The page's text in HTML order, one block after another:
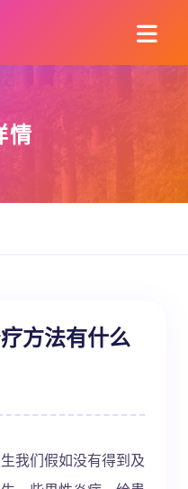
情
方法有什么
我们假如没有得到及